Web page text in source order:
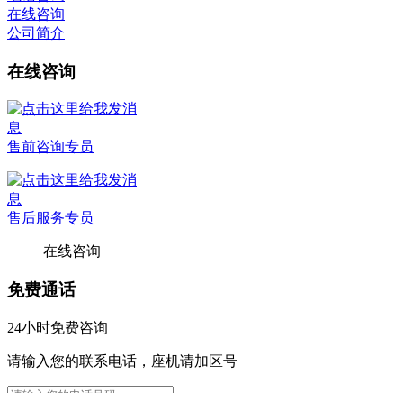
在线咨询
公司简介
在线咨询
售前咨询专员
售后服务专员
在线咨询
免费通话
24小时免费咨询
请输入您的联系电话，座机请加区号